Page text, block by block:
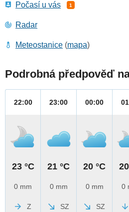
Počasí u vás 1
Radar
Meteostanice (mapa)
Podrobná předpověď
22:00
23 °C
0 mm
Z
23:00
21 °C
0 mm
SZ
00:00
20 °C
0 mm
SZ
0